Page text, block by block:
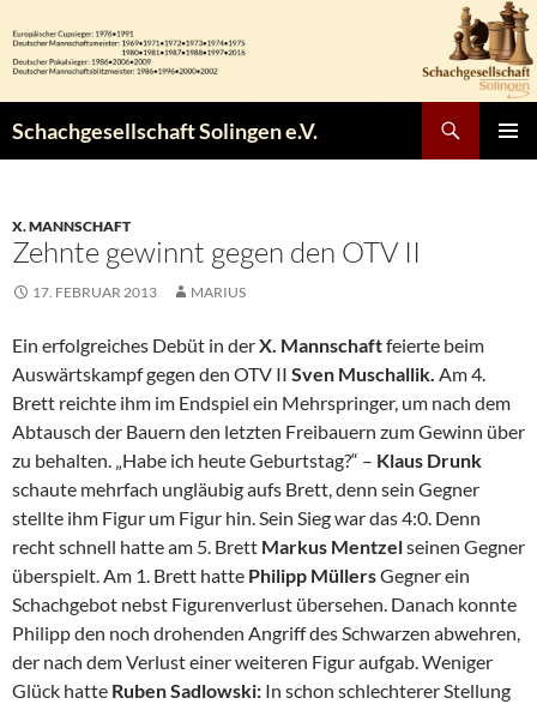
Inhalt
springen
Schachgesellschaft Solingen e.V.
X. MANNSCHAFT
Zehnte gewinnt gegen den OTV II
17. FEBRUAR 2013 MARIUS
Ein erfolgreiches Debüt in derX. Mannschaftfeierte beim
Auswärtskampf gegen den OTV II Sven Muschallik. Am 4.
Brett reichte ihm im Endspiel ein Mehrspringer, um nach dem
Abtausch der Bauern den letzten Freibauern zum Gewinn über
zu behalten. „Habe ich heute Geburtstag?“ – Klaus Drunk
schaute mehrfach ungläubig aufs Brett, denn sein Gegner
stellte ihm Figur um Figur hin. Sein Sieg war das 4:0. Denn
recht schnell hatte am 5. Brett Markus Mentzelseinen Gegner
überspielt. Am 1. Brett hatte Philipp MüllersGegner ein
Schachgebot nebst Figurenverlust übersehen. Danach konnte
Philipp den noch drohenden Angriff des Schwarzen abwehren,
der nach dem Verlust einer weiteren Figur aufgab. Weniger
Glück hatte Ruben Sadlowski: In schon schlechterer Stellung